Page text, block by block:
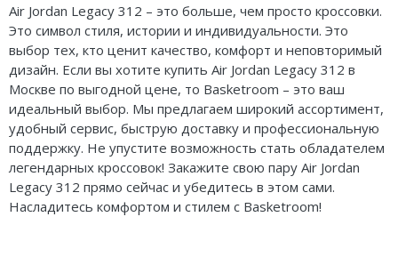
Air Jordan Legacy 312 – это больше, чем просто кроссовки.
Это символ стиля, истории и индивидуальности. Это
выбор тех, кто ценит качество, комфорт и неповторимый
дизайн. Если вы хотите купить Air Jordan Legacy 312 в
Москве по выгодной цене, то Basketroom – это ваш
идеальный выбор. Мы предлагаем широкий ассортимент,
удобный сервис, быструю доставку и профессиональную
поддержку. Не упустите возможность стать обладателем
легендарных кроссовок! Закажите свою пару Air Jordan
Legacy 312 прямо сейчас и убедитесь в этом сами.
Насладитесь комфортом и стилем с Basketroom!